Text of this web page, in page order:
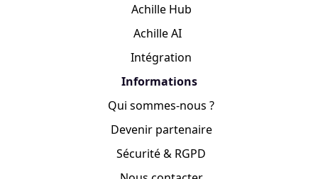
Achille Hub
Achille AI
Intégration
Informations
Qui sommes-nous ?
Devenir partenaire
Sécurité & RGPD